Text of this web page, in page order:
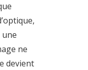
ne
devient